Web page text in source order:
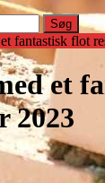
fantastisk flot
et
2023